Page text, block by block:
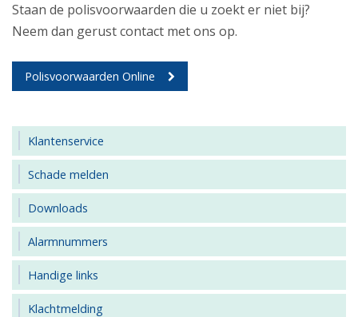
Staan de polisvoorwaarden die u zoekt er niet bij?
Neem dan gerust contact met ons op.
Polisvoorwaarden Online
Klantenservice
Schade melden
Downloads
Alarmnummers
Handige links
Klachtmelding